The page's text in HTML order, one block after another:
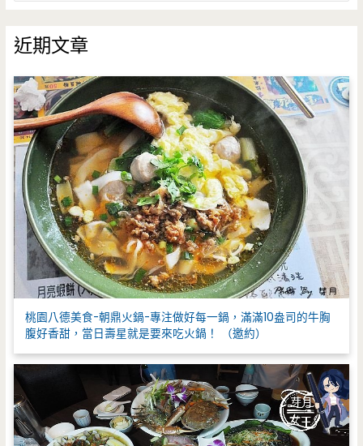
鍵
字
:
近期文章
桃園八德美食-朝鼎火鍋-專注做好每一鍋，滿滿10盎司的牛胸
腹好香甜，當日壽星就是要來吃火鍋！ （邀約）